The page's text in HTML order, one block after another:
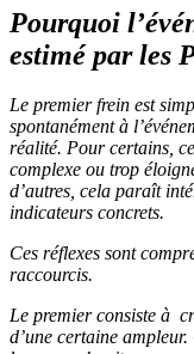
Pourquoi
estimé par les
Le premier frein est
spontanément à
réalité. Pour certains,
complexe ou trop
d’autres, cela paraît
indicateurs concrets.
Ces réflexes sont
raccourcis.
Le premier consiste à
d’une certaine